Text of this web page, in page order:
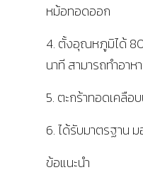
หม้อทอดออก
4. ตั้งอุณหภูมิได้
นาที สามารถทำอาห
5. ตะกร้าทอดเคลื
6. ได้รับมาตรฐาน ม
ข้อแนะนำ